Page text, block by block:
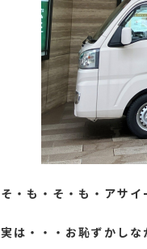
そ・も・そ・も・アサイ
実は・・・お恥ずかし